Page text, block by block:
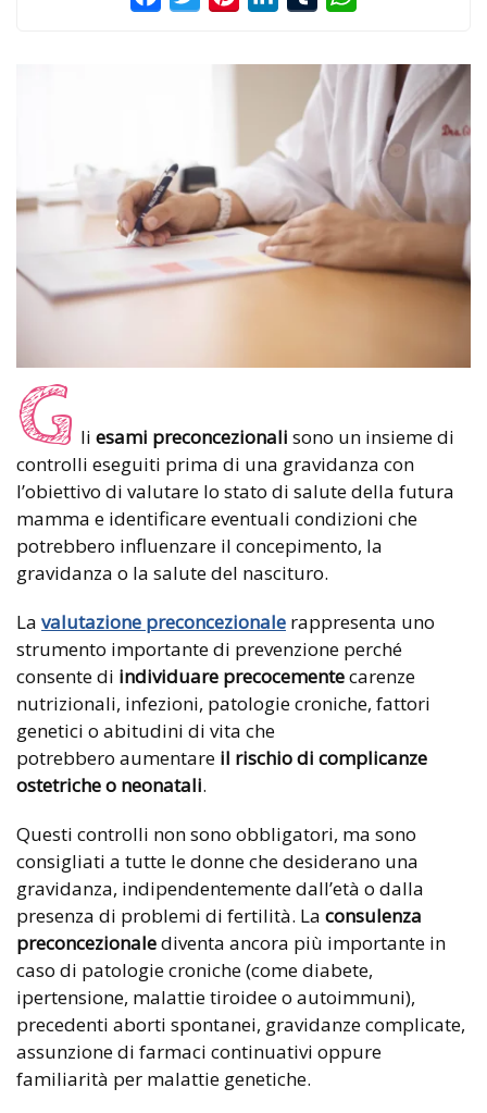
G li esami preconcezionali sono un insieme di
controlli eseguiti prima di una gravidanza con
l’obiettivo di valutare lo stato di salute della futura
mamma e identificare eventuali condizioni che
potrebbero influenzare il concepimento, la
gravidanza o la salute del nascituro.
La valutazione preconcezionale rappresenta uno
strumento importante di prevenzione perché
consente di individuare precocementecarenze
nutrizionali, infezioni, patologie croniche, fattori
genetici o abitudini di vita che
potrebbero aumentare il rischio di complicanze
ostetriche o neonatali.
Questi controlli non sono obbligatori, ma sono
consigliati a tutte le donne che desiderano una
gravidanza, indipendentemente dall’età o dalla
presenza di problemi di fertilità. La consulenza
preconcezionalediventa ancora più importante in
caso di patologie croniche (come diabete,
ipertensione, malattie tiroidee o autoimmuni),
precedenti aborti spontanei, gravidanze complicate,
assunzione di farmaci continuativi oppure
familiarità per malattie genetiche.